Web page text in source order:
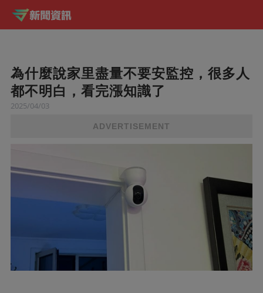
為什麼說家里盡量不要安監控，很多人
都不明白，看完漲知識了
2025/04/03
ADVERTISEMENT